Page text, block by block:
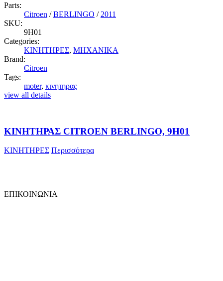
Parts:
Citroen /BERLINGO / 2011
SKU:
9H01
Categories:
ΚΙΝΗΤΗΡΕΣ, ΜΗΧΑΝΙΚΑ
Brand:
Citroen
Tags:
moter, κινητηρας
view all details
ΚΙΝΗΤΗΡΑΣ CITROEN BERLINGO, 9H01
ΚΙΝΗΤΗΡΕΣ Περισσότερα
ΕΠΙΚΟΙΝΩΝΙΑ